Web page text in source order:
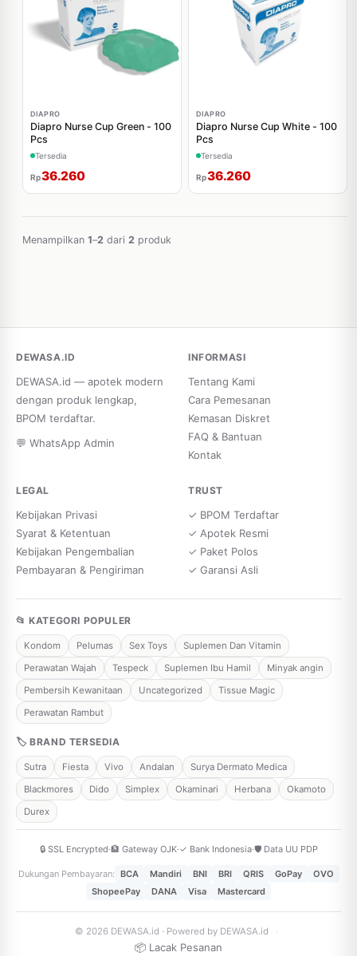
DIAPRO
Diapro Nurse Cup Green - 100
Pcs
Tersedia
Rp36.260
DIAPRO
Diapro Nurse Cup White - 100
Pcs
Tersedia
Rp36.260
Menampilkan 1–2 dari 2 produk
DEWASA.ID
DEWASA.id — apotek modern
dengan produk lengkap,
BPOM terdaftar.
💬 WhatsApp Admin
INFORMASI
Tentang Kami
Cara Pemesanan
Kemasan Diskret
FAQ & Bantuan
Kontak
LEGAL
Kebijakan Privasi
Syarat & Ketentuan
Kebijakan Pengembalian
Pembayaran & Pengiriman
TRUST
✓ BPOM Terdaftar
✓ Apotek Resmi
✓ Paket Polos
✓ Garansi Asli
📂 KATEGORI POPULER
Kondom Pelumas Sex Toys
Suplemen Dan Vitamin
Perawatan Wajah
Tespeck Suplemen Ibu Hamil
Minyak angin
Pembersih Kewanitaan
Uncategorized
Tissue Magic
Perawatan Rambut
🏷 BRAND TERSEDIA
Sutra Fiesta Vivo Andalan
Surya Dermato Medica
Blackmores
Dido Simplex Okaminari Herbana
Okamoto
Durex
🔒 SSL Encrypted·🏦 Gateway OJK·✓ Bank Indonesia·🛡️ Data UU PDP
Dukungan Pembayaran: BCA Mandiri BNI BRI QRIS GoPay
OVO
ShopeePay
DANA Visa Mastercard
© 2026 DEWASA.id · Powered by DEWASA.id ·
📦 Lacak Pesanan